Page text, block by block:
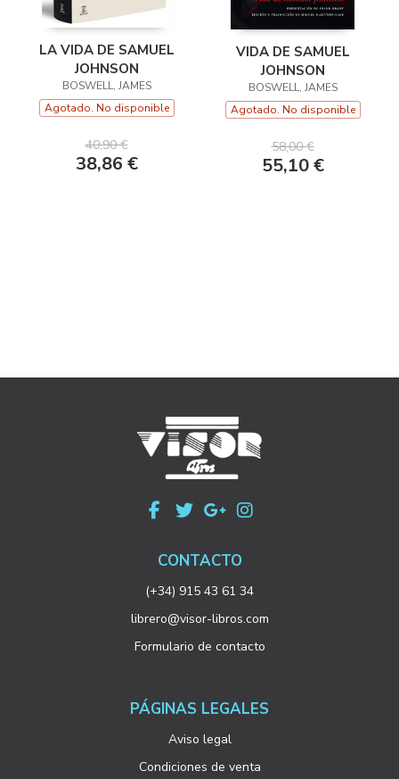
LA VIDA DE SAMUEL
JOHNSON
BOSWELL, JAMES
Agotado. No disponible
40,90 €
38,86 €
VIDA DE SAMUEL
JOHNSON
BOSWELL, JAMES
Agotado. No disponible
58,00 €
55,10 €
CONTACTO
(+34) 915 43 61 34
librero@visor-libros.com
Formulario de contacto
PÁGINAS LEGALES
Aviso legal
Condiciones de venta